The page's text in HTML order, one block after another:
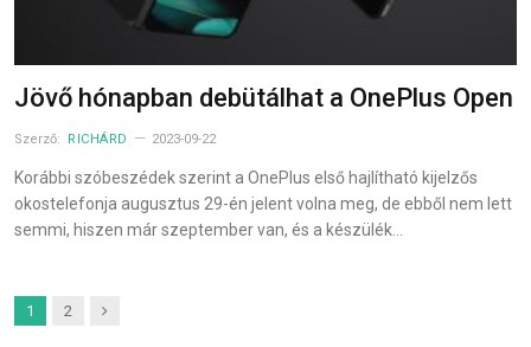
Jövő hónapban debütálhat a OnePlus Open
Szerző: RICHÁRD 2023-09-22
Korábbi szóbeszédek szerint a OnePlus első hajlítható kijelzős
okostelefonja augusztus 29-én jelent volna meg, de ebből nem lett
semmi, hiszen már szeptember van, és a készülék…
1 2 Next